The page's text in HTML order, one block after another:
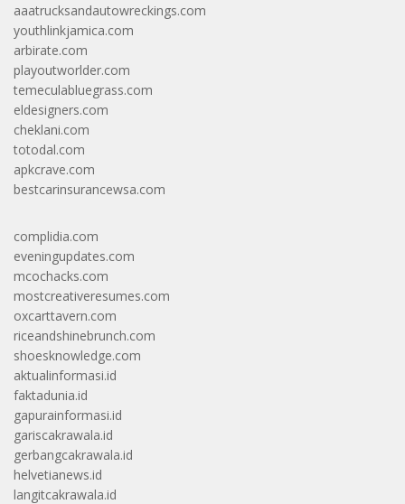
aaatrucksandautowreckings.com
youthlinkjamica.com
arbirate.com
playoutworlder.com
temeculabluegrass.com
eldesigners.com
cheklani.com
totodal.com
apkcrave.com
bestcarinsurancewsa.com
complidia.com
eveningupdates.com
mcochacks.com
mostcreativeresumes.com
oxcarttavern.com
riceandshinebrunch.com
shoesknowledge.com
aktualinformasi.id
faktadunia.id
gapurainformasi.id
gariscakrawala.id
gerbangcakrawala.id
helvetianews.id
langitcakrawala.id